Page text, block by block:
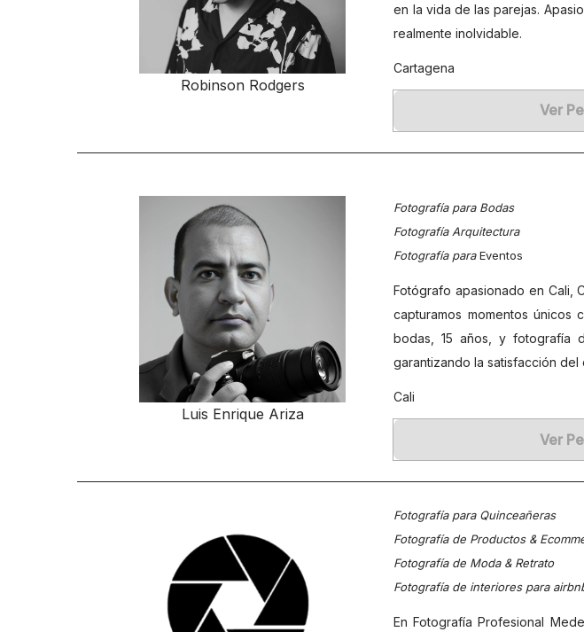
Robinson Rodgers
en la vida de las parejas.
realmente inolvidable.
Cartagena
Ver
Luis Enrique Ariza
Fotografía para Bodas
Fotografía Arquitectura
Fotografía paraEventos
Fotógrafo apasionado en Cali,
capturamos momentos
bodas, 15 años, y fotografía
garantizando la satisfacción
Cali
Ver
Fotografía para Quinceañeras
Fotografía de Productos &
Fotografía de Moda & Retrato
Fotografía de interiores para
En Fotografía Profesional